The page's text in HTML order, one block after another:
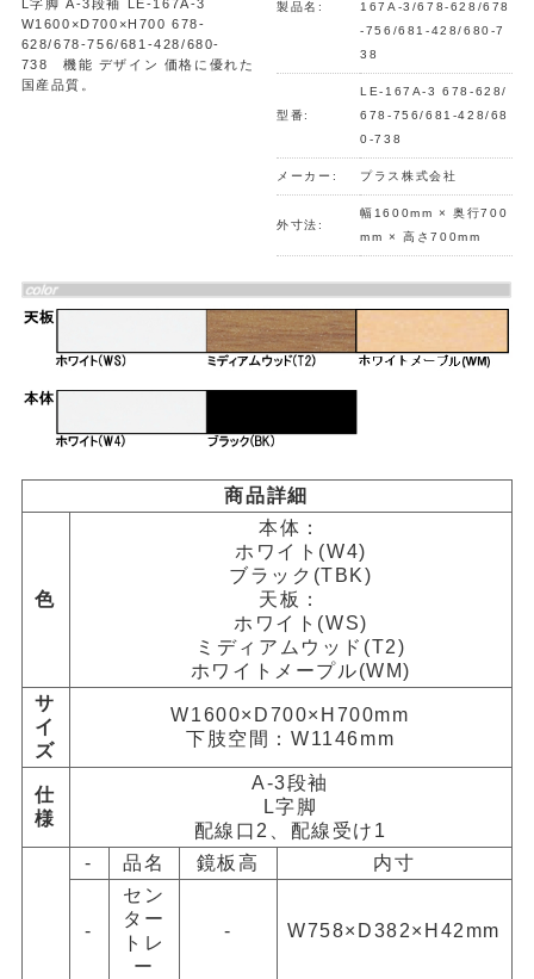
L字脚 A-3段袖 LE-167A-3
W1600×D700×H700 678-
628/678-756/681-428/680-
738 機能 デザイン 価格に優れた
国産品質。
製品名:
167A-3/678-628/678
-756/681-428/680-7
38
型番:
LE-167A-3 678-628/
678-756/681-428/68
0-738
メーカー: プラス株式会社
外寸法:
幅1600mm × 奥行700
mm × 高さ700mm
商品詳細
色
本体：
ホワイト(W4)
ブラック(TBK)
天板：
ホワイト(WS)
ミディアムウッド(T2)
ホワイトメープル(WM)
サ
イ
ズ
W1600×D700×H700mm
下肢空間：W1146mm
仕
様
A-3段袖
L字脚
配線口2、配線受け1
- 品名 鏡板高 内寸
-
セン
ター
トレ
ー
- W758×D382×H42mm